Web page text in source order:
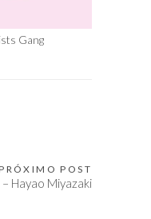
Gang
POST
Hayao Miyazaki